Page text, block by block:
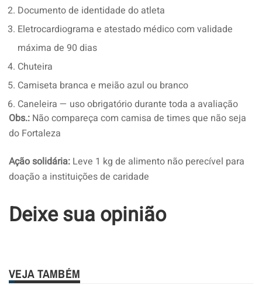
Documento de identidade do atleta
Eletrocardiograma e atestado médico com validade
máxima de 90 dias
Chuteira
Camiseta branca e meião azul ou branco
Caneleira — uso obrigatório durante toda a avaliação
Obs.: Não compareça com camisa de times que não seja
do Fortaleza
Ação solidária: Leve 1 kg de alimento não perecível para
doação a instituições de caridade
Deixe sua opinião
VEJA TAMBÉM